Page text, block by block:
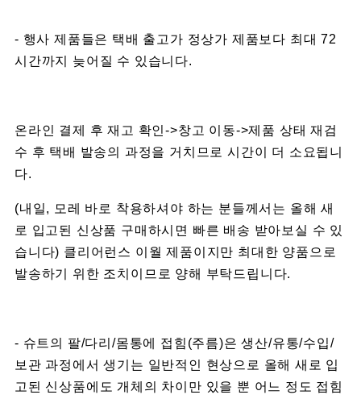
- 행사 제품들은 택배 출고가 정상가 제품보다 최대 72
시간까지 늦어질 수 있습니다.
온라인 결제 후 재고 확인->창고 이동->제품 상태 재검
수 후 택배 발송의 과정을 거치므로 시간이 더 소요됩니
다.
(내일, 모레 바로 착용하셔야 하는 분들께서는 올해 새
로 입고된 신상품 구매하시면 빠른 배송 받아보실 수 있
습니다) 클리어런스 이월 제품이지만 최대한 양품으로
발송하기 위한 조치이므로 양해 부탁드립니다.
- 슈트의 팔/다리/몸통에 접힘(주름)은 생산/유통/수입/
보관 과정에서 생기는 일반적인 현상으로 올해 새로 입
고된 신상품에도 개체의 차이만 있을 뿐 어느 정도 접힘